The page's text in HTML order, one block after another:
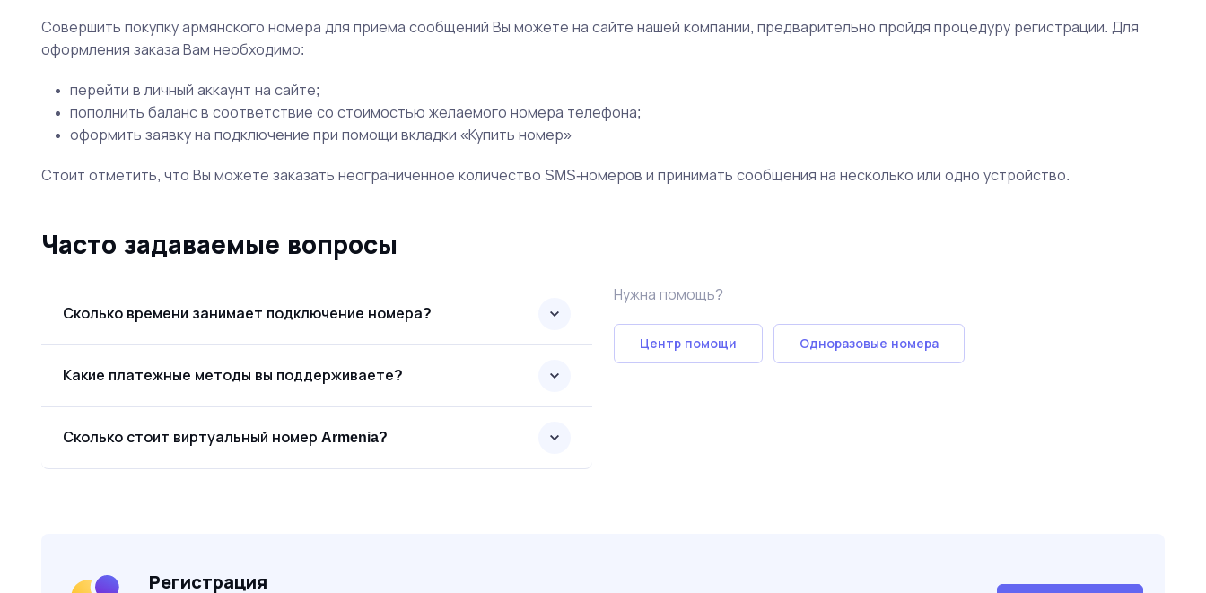
Совершить покупку армянского номера для приема сообщений Вы можете на сайте нашей компании, предварительно пройдя процедуру регистрации. Для
оформления заказа Вам необходимо:
перейти в личный аккаунт на сайте;
пополнить баланс в соответствие со стоимостью желаемого номера телефона;
оформить заявку на подключение при помощи вкладки «Купить номер»
Стоит отметить, что Вы можете заказать неограниченное количество SMS-номеров и принимать сообщения на несколько или одно устройство.
Часто задаваемые вопросы
Сколько времени занимает подключение номера?
Какие платежные методы вы поддерживаете?
Сколько стоит виртуальный номер Armenia?
Нужна помощь?
Центр помощи Одноразовые номера
Регистрация